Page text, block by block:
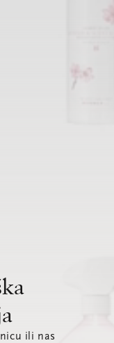
ili nas